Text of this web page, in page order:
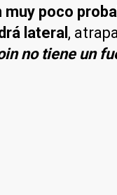
poco
lateral ,
no tiene un